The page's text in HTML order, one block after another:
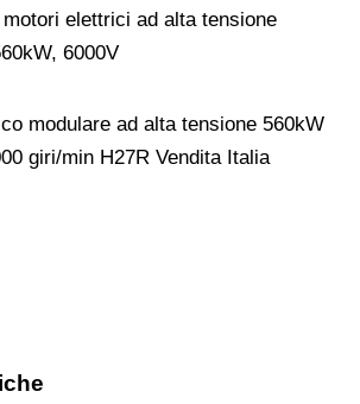
elettrici ad alta tensione
6000V